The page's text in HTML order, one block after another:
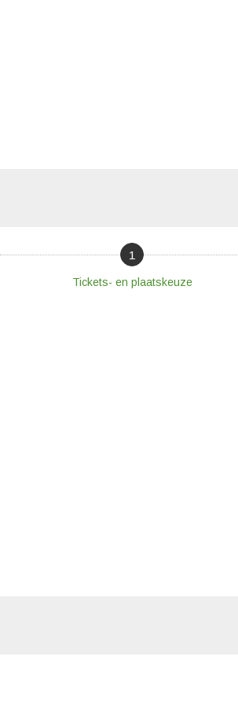
1
Tickets- en plaatskeuze